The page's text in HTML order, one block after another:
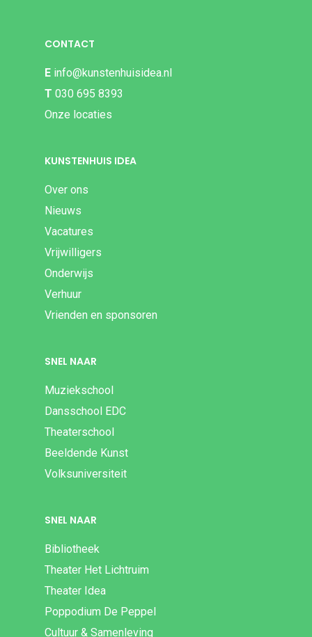
CONTACT
E info@kunstenhuisidea.nl
T 030 695 8393
Onze locaties
KUNSTENHUIS IDEA
Over ons
Nieuws
Vacatures
Vrijwilligers
Onderwijs
Verhuur
Vrienden en sponsoren
SNEL NAAR
Muziekschool
Dansschool EDC
Theaterschool
Beeldende Kunst
Volksuniversiteit
SNEL NAAR
Bibliotheek
Theater Het Lichtruim
Theater Idea
Poppodium De Peppel
Cultuur & Samenleving